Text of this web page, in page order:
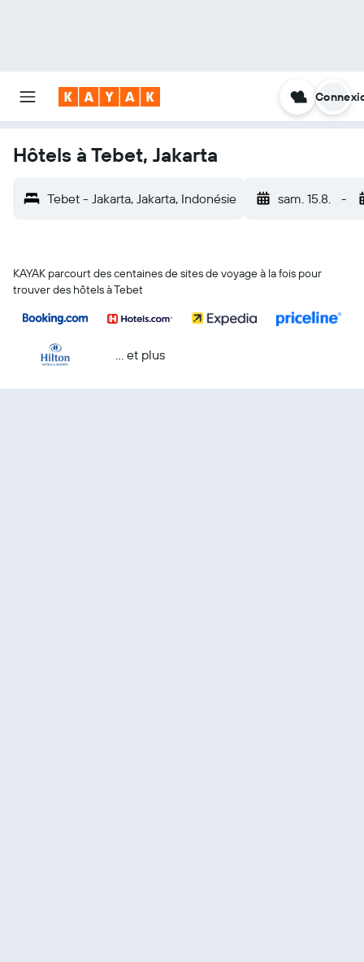
Hôtels à Tebet, Jakarta
Tebet - Jakarta, Jakarta, Indonésie sam. 15.8. -
KAYAK parcourt des centaines de sites de voyage à la fois pour
trouver des hôtels à Tebet
… et plus